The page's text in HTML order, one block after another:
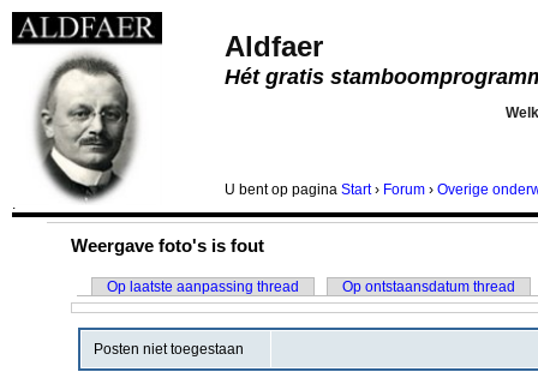
Aldfaer
Hét gratis
U bentop pagina Start› Forum › Overige
.
Weergave foto's is fout
Op laatste aanpassing thread Op ontstaansdatum thread
Posten niet toegestaan